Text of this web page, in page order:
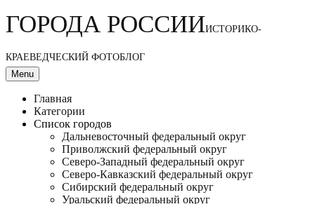
ГОРОДА РОССИИИСТОРИКО-
КРАЕВЕДЧЕСКИЙ ФОТОБЛОГ
Menu
Главная
Категории
Список городов
Дальневосточный федеральный округ
Приволжский федеральный округ
Северо-Западный федеральный округ
Северо-Кавказский федеральный округ
Сибирский федеральный округ
Уральский федеральный округ